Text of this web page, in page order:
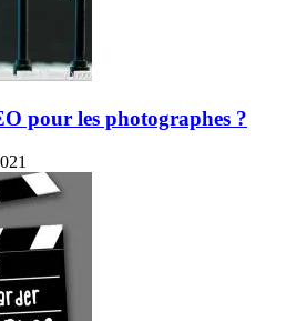
pour les photographes ?